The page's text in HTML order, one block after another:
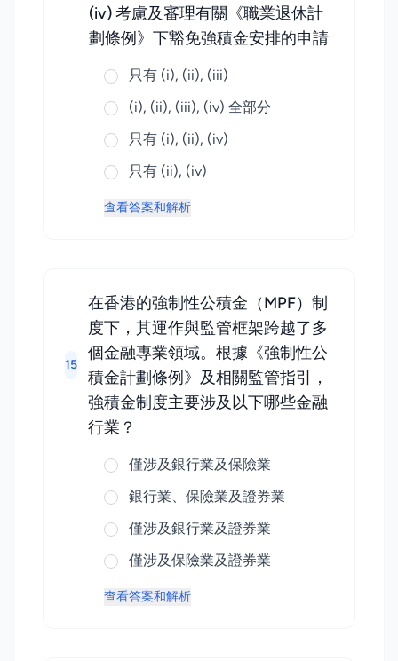
(iv) 考慮及審理有關《職業退休計
劃條例》下豁免強積金安排的申請
只有 (i), (ii), (iii)
(i), (ii), (iii), (iv) 全部分
只有 (i), (ii), (iv)
只有 (ii), (iv)
查看答案和解析
15
在香港的強制性公積金（MPF）制
度下，其運作與監管框架跨越了多
個金融專業領域。根據《強制性公
積金計劃條例》及相關監管指引，
強積金制度主要涉及以下哪些金融
行業？
僅涉及銀行業及保險業
銀行業、保險業及證券業
僅涉及銀行業及證券業
僅涉及保險業及證券業
查看答案和解析